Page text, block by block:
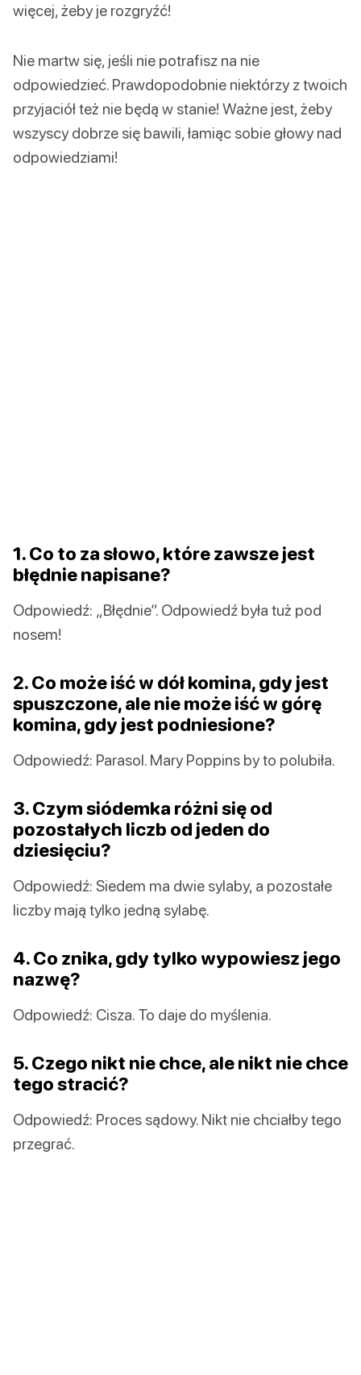
więcej, żeby je rozgryźć!
Nie martw się, jeśli nie potrafisz na nie
odpowiedzieć. Prawdopodobnie niektórzy z twoich
przyjaciół też nie będą w stanie! Ważne jest, żeby
wszyscy dobrze się bawili, łamiąc sobie głowy nad
odpowiedziami!
1. Co to za słowo, które zawsze jest
błędnie napisane?
Odpowiedź: „Błędnie”. Odpowiedź była tuż pod
nosem!
2. Co może iść w dół komina, gdy jest
spuszczone, ale nie może iść w górę
komina, gdy jest podniesione?
Odpowiedź: Parasol. Mary Poppins by to polubiła.
3. Czym siódemka różni się od
pozostałych liczb od jeden do
dziesięciu?
Odpowiedź: Siedem ma dwie sylaby, a pozostałe
liczby mają tylko jedną sylabę.
4. Co znika, gdy tylko wypowiesz jego
nazwę?
Odpowiedź: Cisza. To daje do myślenia.
5. Czego nikt nie chce, ale nikt nie chce
tego stracić?
Odpowiedź: Proces sądowy. Nikt nie chciałby tego
przegrać.